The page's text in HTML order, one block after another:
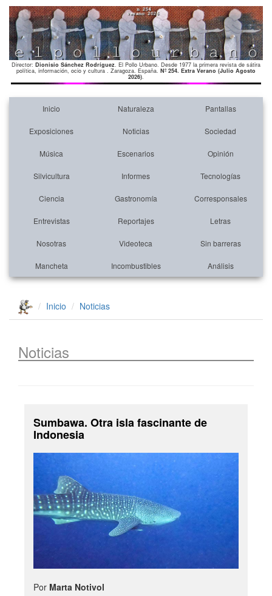
Director: Dionisio Sánchez Rodríguez. El Pollo Urbano. Desde 1977 la primera revista de sátira
política, información, ocio y cultura . Zaragoza. España. Nº 254. Extra Verano (Julio Agosto
2026).
Inicio Naturaleza Pantallas
Exposiciones Noticias Sociedad
Música Escenarios Opinión
Silvicultura Informes Tecnologías
Ciencia Gastronomía Corresponsales
Entrevistas Reportajes Letras
Nosotras Videoteca Sin barreras
Mancheta Incombustibles Análisis
Inicio Noticias
Noticias
Sumbawa. Otra isla fascinante de
Indonesia
Por Marta Notivol